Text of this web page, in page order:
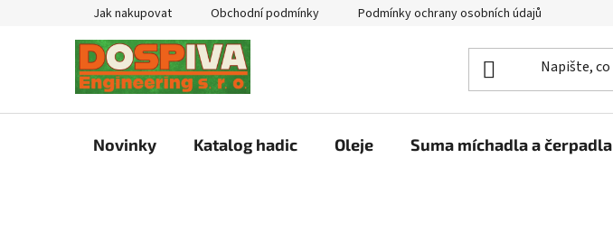
Jak nakupovat Obchodní podmínky Podmínky ochrany osobních údajů
Novinky Katalog hadic Oleje Suma míchadla a čerpadla